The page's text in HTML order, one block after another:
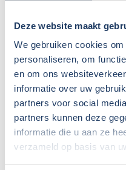
Deze website maakt
We gebruiken cookies
personaliseren, om
en om ons
informatie over uw
partners voor social
partners kunnen deze
informatie die u aan ze
verzameld op basis van
monteur voor het op
– alleen bij het inlezen
schakelpook/handel
de pook/selector werkte
dachten dat het zo
de
Zou u